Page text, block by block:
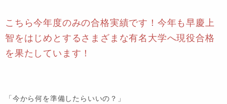
こちら今年度のみの合格実績です！今年も早慶上
智をはじめとするさまざまな有名大学へ現役合格
を果たしています！
「今から何を準備したらいいの？」